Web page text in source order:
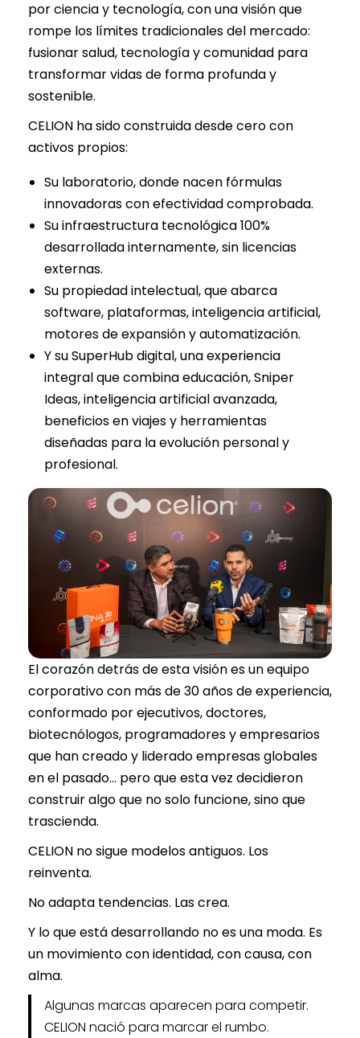
por ciencia y tecnología, con una visión que
rompe los límites tradicionales del mercado:
fusionar salud, tecnología y comunidad para
transformar vidas de forma profunda y
sostenible.
CELION ha sido construida desde cero con
activos propios:
Su laboratorio, donde nacen fórmulas
innovadoras con efectividad comprobada.
Su infraestructura tecnológica 100%
desarrollada internamente, sin licencias
externas.
Su propiedad intelectual, que abarca
software, plataformas, inteligencia artificial,
motores de expansión y automatización.
Y su SuperHub digital, una experiencia
integral que combina educación, Sniper
Ideas, inteligencia artificial avanzada,
beneficios en viajes y herramientas
diseñadas para la evolución personal y
profesional.
El corazón detrás de esta visión es un equipo
corporativo con más de 30 años de experiencia,
conformado por ejecutivos, doctores,
biotecnólogos, programadores y empresarios
que han creado y liderado empresas globales
en el pasado… pero que esta vez decidieron
construir algo que no solo funcione, sino que
trascienda.
CELION no sigue modelos antiguos. Los
reinventa.
No adapta tendencias. Las crea.
Y lo que está desarrollando no es una moda. Es
un movimiento con identidad, con causa, con
alma.
Algunas marcas aparecen para competir.
CELION nació para marcar el rumbo.